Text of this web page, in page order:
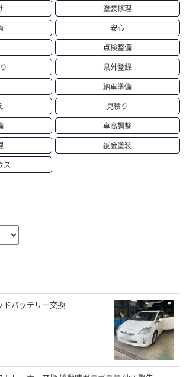
塗装修理
安心
点検整備
県外登録
納車準備
見積り
車高調整
鈑金塗装
ス
ドバッテリー交換